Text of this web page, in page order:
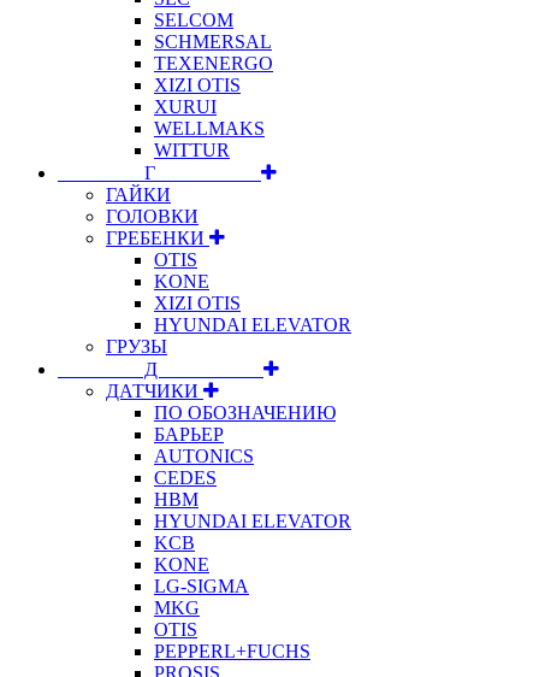
SELCOM
SCHMERSAL
TEXENERGO
XIZI OTIS
XURUI
WELLMAKS
WITTUR
⠀⠀⠀⠀⠀⠀Г⠀⠀⠀⠀⠀⠀⠀
ГАЙКИ
ГОЛОВКИ
ГРЕБЕНКИ
OTIS
KONE
XIZI OTIS
HYUNDAI ELEVATOR
ГРУЗЫ
⠀⠀⠀⠀⠀⠀Д⠀⠀⠀⠀⠀⠀⠀
ДАТЧИКИ
ПО ОБОЗНАЧЕНИЮ
БАРЬЕР
AUTONICS
CEDES
HBM
HYUNDAI ELEVATOR
KCB
KONE
LG-SIGMA
MKG
OTIS
PEPPERL+FUCHS
PROSIS